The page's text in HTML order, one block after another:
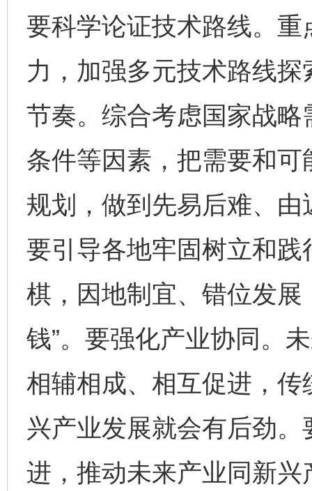
要科学论证技术路线。
力，加强多元技术路线
节奏。综合考虑国家战
条件等因素，把需要和
规划，做到先易后难、
要引导各地牢固树立和
棋，因地制宜、错位发展
钱”。要强化产业协同。
相辅相成、相互促进，
兴产业发展就会有后劲
进，推动未来产业同新